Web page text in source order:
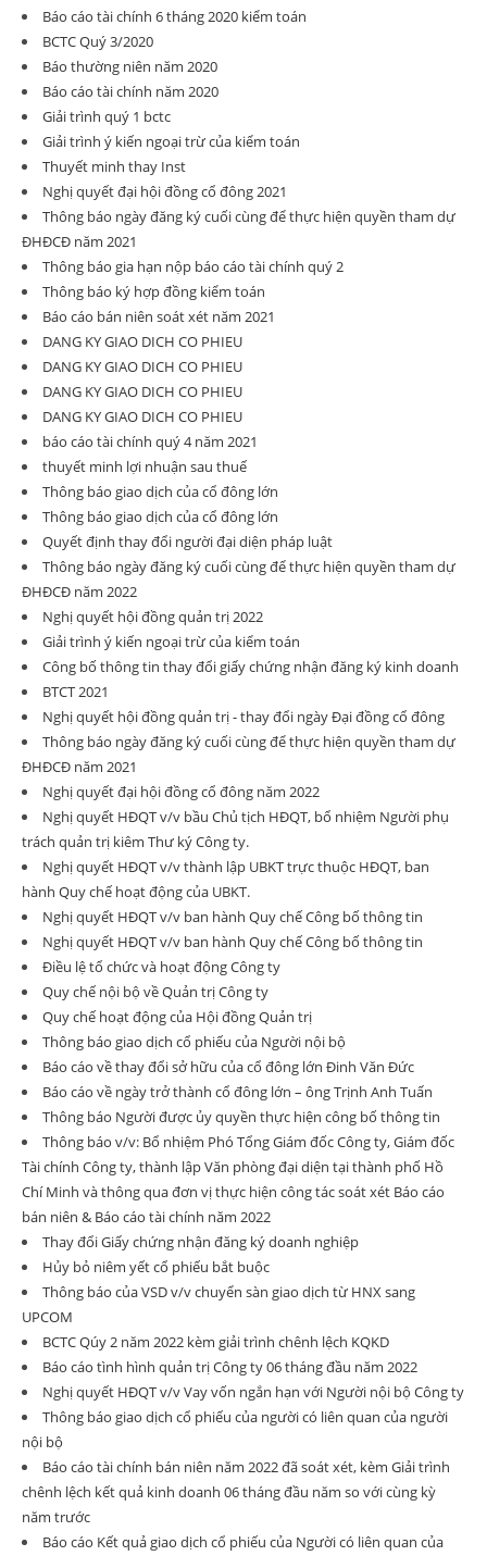
Báo cáo tài chính 6 tháng 2020 kiểm toán
BCTC Quý 3/2020
Báo thường niên năm 2020
Báo cáo tài chính năm 2020
Giải trình quý 1 bctc
Giải trình ý kiến ngoại trừ của kiểm toán
Thuyết minh thay Inst
Nghị quyết đại hội đồng cổ đông 2021
Thông báo ngày đăng ký cuối cùng để thực hiện quyền tham dự
ĐHĐCĐ năm 2021
Thông báo gia hạn nộp báo cáo tài chính quý 2
Thông báo ký hợp đồng kiểm toán
Báo cáo bán niên soát xét năm 2021
DANG KY GIAO DICH CO PHIEU
DANG KY GIAO DICH CO PHIEU
DANG KY GIAO DICH CO PHIEU
DANG KY GIAO DICH CO PHIEU
báo cáo tài chính quý 4 năm 2021
thuyết minh lợi nhuận sau thuế
Thông báo giao dịch của cổ đông lớn
Thông báo giao dịch của cổ đông lớn
Quyết định thay đổi người đại diện pháp luật
Thông báo ngày đăng ký cuối cùng để thực hiện quyền tham dự
ĐHĐCĐ năm 2022
Nghị quyết hội đồng quản trị 2022
Giải trình ý kiến ngoại trừ của kiểm toán
Công bố thông tin thay đổi giấy chứng nhận đăng ký kinh doanh
BTCT 2021
Nghị quyết hội đồng quản trị - thay đổi ngày Đại đồng cổ đông
Thông báo ngày đăng ký cuối cùng để thực hiện quyền tham dự
ĐHĐCĐ năm 2021
Nghị quyết đại hội đồng cổ đông năm 2022
Nghị quyết HĐQT v/v bầu Chủ tịch HĐQT, bổ nhiệm Người phụ
trách quản trị kiêm Thư ký Công ty.
Nghị quyết HĐQT v/v thành lập UBKT trực thuộc HĐQT, ban
hành Quy chế hoạt động của UBKT.
Nghị quyết HĐQT v/v ban hành Quy chế Công bố thông tin
Nghị quyết HĐQT v/v ban hành Quy chế Công bố thông tin
Điều lệ tổ chức và hoạt động Công ty
Quy chế nội bộ về Quản trị Công ty
Quy chế hoạt động của Hội đồng Quản trị
Thông báo giao dịch cổ phiếu của Người nội bộ
Báo cáo về thay đổi sở hữu của cổ đông lớn Đinh Văn Đức
Báo cáo về ngày trở thành cổ đông lớn – ông Trịnh Anh Tuấn
Thông báo Người được ủy quyền thực hiện công bố thông tin
Thông báo v/v: Bổ nhiệm Phó Tổng Giám đốc Công ty, Giám đốc
Tài chính Công ty, thành lập Văn phòng đại diện tại thành phố Hồ
Chí Minh và thông qua đơn vị thực hiện công tác soát xét Báo cáo
bán niên & Báo cáo tài chính năm 2022
Thay đổi Giấy chứng nhận đăng ký doanh nghiệp
Hủy bỏ niêm yết cổ phiếu bắt buộc
Thông báo của VSD v/v chuyển sàn giao dịch từ HNX sang
UPCOM
BCTC Qúy 2 năm 2022 kèm giải trình chênh lệch KQKD
Báo cáo tình hình quản trị Công ty 06 tháng đầu năm 2022
Nghị quyết HĐQT v/v Vay vốn ngắn hạn với Người nội bộ Công ty
Thông báo giao dịch cổ phiếu của người có liên quan của người
nội bộ
Báo cáo tài chính bán niên năm 2022 đã soát xét, kèm Giải trình
chênh lệch kết quả kinh doanh 06 tháng đầu năm so với cùng kỳ
năm trước
Báo cáo Kết quả giao dịch cổ phiếu của Người có liên quan của